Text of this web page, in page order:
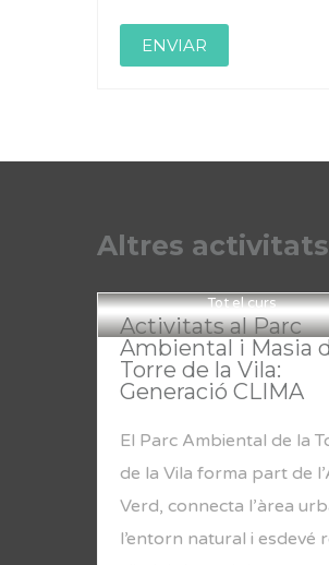
Altres activitats
Tot el curs
Activitats al Parc
Ambiental i Masia
Torre de la Vila:
Generació CLIMA
El Parc Ambiental de la
de la Vila forma part de
Verd, connecta l’àrea
l’entorn natural i esdevé